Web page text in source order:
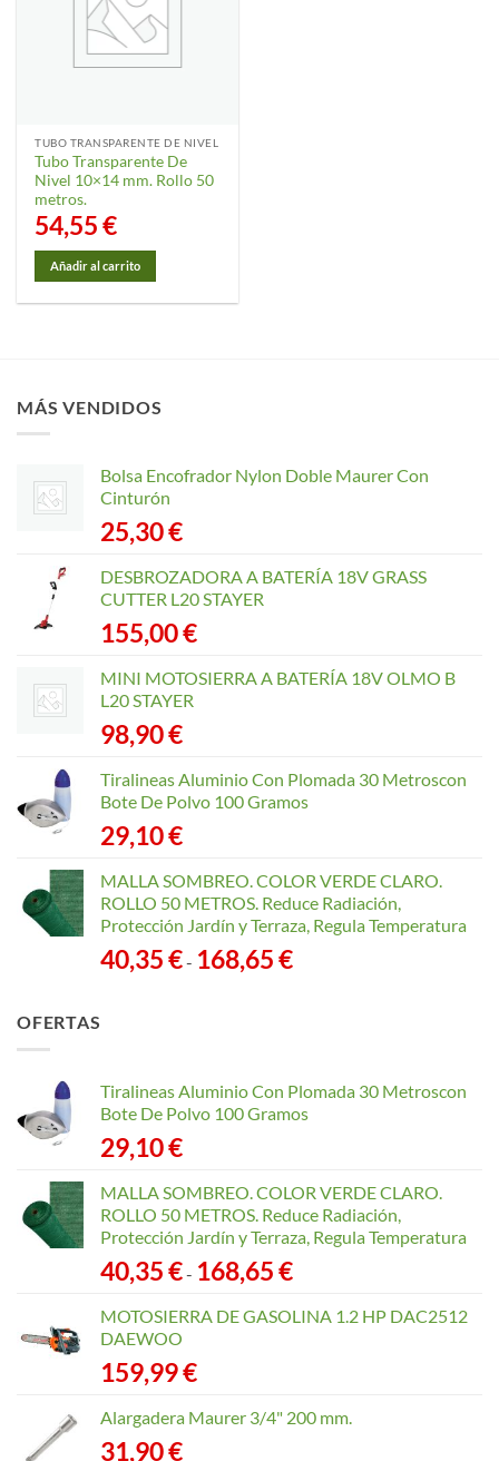
TUBO TRANSPARENTE DE NIVEL
Tubo Transparente De
Nivel 10×14 mm. Rollo 50
metros.
54,55€
Añadir al carrito
MÁS VENDIDOS
Bolsa Encofrador Nylon Doble Maurer Con
Cinturón
25,30€
DESBROZADORA A BATERÍA 18V GRASS
CUTTER L20 STAYER
155,00€
MINI MOTOSIERRA A BATERÍA 18V OLMO B
L20 STAYER
98,90€
Tiralineas Aluminio Con Plomada 30 Metroscon
Bote De Polvo 100 Gramos
29,10€
MALLA SOMBREO. COLOR VERDE CLARO.
ROLLO 50 METROS. Reduce Radiación,
Protección Jardín y Terraza, Regula Temperatura
40,35€- 168,65€Rango
168,65 €
OFERTAS
Tiralineas Aluminio Con Plomada 30 Metroscon
Bote De Polvo 100 Gramos
29,10€
MALLA SOMBREO. COLOR VERDE CLARO.
ROLLO 50 METROS. Reduce Radiación,
Protección Jardín y Terraza, Regula Temperatura
40,35€- 168,65€Rango
precios:
MOTOSIERRA DE GASOLINA 1.2 HP DAC2512
DAEWOO
159,99€
Alargadera Maurer 3/4" 200 mm.
31,90€